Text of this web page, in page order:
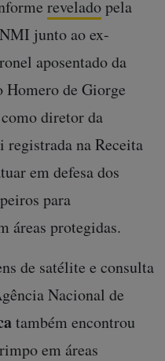
reveladopela
junto ao ex-
aposentado da
de Giorge
diretor da
registrada na Receita
em defesa dos
para
áreas protegidas.
de satélite e consulta
Nacional de
também encontrou
em áreas